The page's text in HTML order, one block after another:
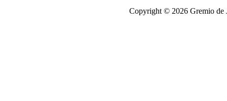
Copyright © 2026 Gremio de